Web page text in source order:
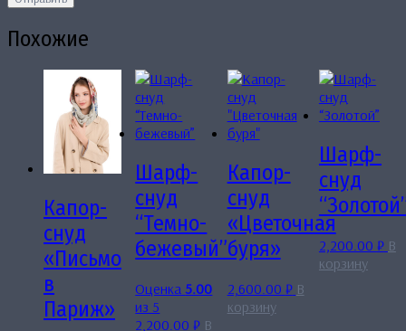
Похожие
Капор-
снуд
«Письмо
в
Париж»
Шарф-
снуд
“Темно-
бежевый”
Оценка 5.00
из 5
2,200.00₽ В
Капор-
снуд
«Цветочная
буря»
2,600.00 ₽ В
корзину
Шарф-
снуд
2,200.00 ₽ В
корзину